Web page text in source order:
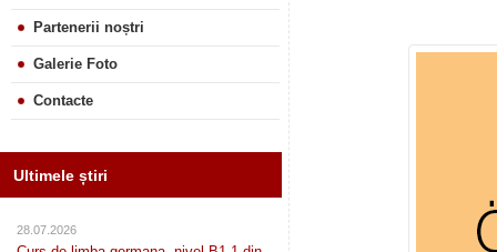
Partenerii noștri
Galerie Foto
Contacte
Ultimele știri
28.07.2026